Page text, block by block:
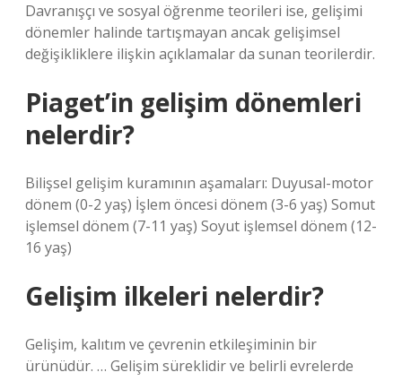
Davranışçı ve sosyal öğrenme teorileri ise, gelişimi
dönemler halinde tartışmayan ancak gelişimsel
değişikliklere ilişkin açıklamalar da sunan teorilerdir.
Piaget’in gelişim dönemleri
nelerdir?
Bilişsel gelişim kuramının aşamaları: Duyusal-motor
dönem (0-2 yaş) İşlem öncesi dönem (3-6 yaş) Somut
işlemsel dönem (7-11 yaş) Soyut işlemsel dönem (12-
16 yaş)
Gelişim ilkeleri nelerdir?
Gelişim, kalıtım ve çevrenin etkileşiminin bir
ürünüdür. … Gelişim süreklidir ve belirli evrelerde